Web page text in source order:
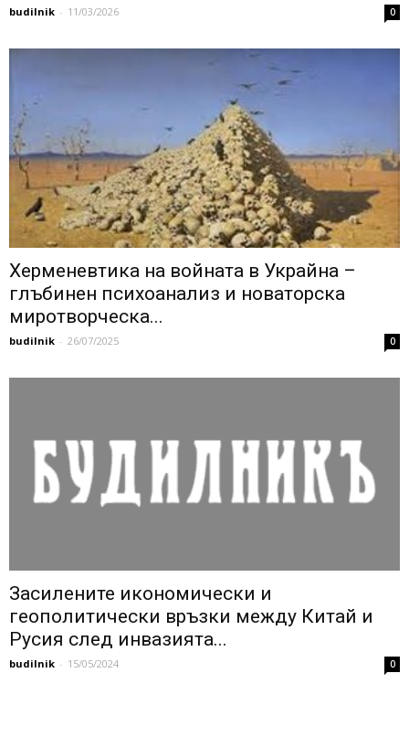
budilnik - 11/03/2026 0
Херменевтика на войната в Украйна –
глъбинен психоанализ и новаторска
миротворческа...
budilnik - 26/07/2025 0
Засилените икономически и
геополитически връзки между Китай и
Русия след инвазията...
budilnik - 15/05/2024 0